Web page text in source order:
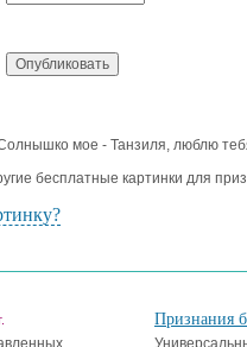
мое - Танзиля, люблю
бесплатные картинки для
Признания